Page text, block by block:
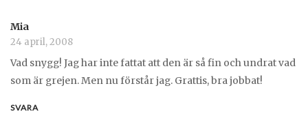
Mia
24 april, 2008
Vad snygg! Jag har inte fattat att den är så fin och undrat vad
som är grejen. Men nu förstår jag. Grattis, bra jobbat!
SVARA